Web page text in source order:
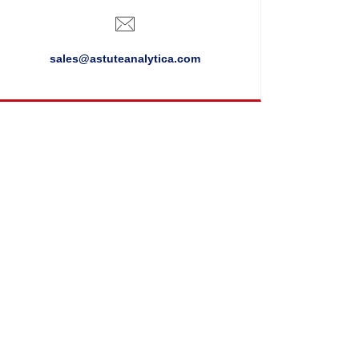
sales@astuteanalytica.com